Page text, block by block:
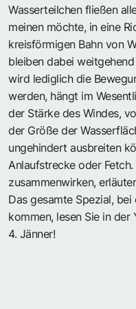
Wasserteilchen fließen
meinen möchte, in eine
kreisförmigen Bahn von
bleiben dabei
wird lediglich die
werden, hängt im
der Stärke des Windes,
der Größe der
ungehindert ausbreiten
Anlaufstrecke oder
zusammenwirken,
Das gesamte Spezial,
kommen, lesen Sie in der
4. Jänner!